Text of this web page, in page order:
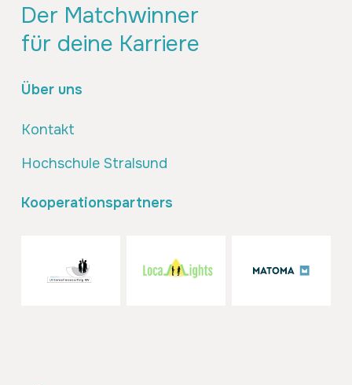
Der Matchwinner
für deine Karriere
Über uns
Kontakt
Hochschule Stralsund
Kooperationspartners